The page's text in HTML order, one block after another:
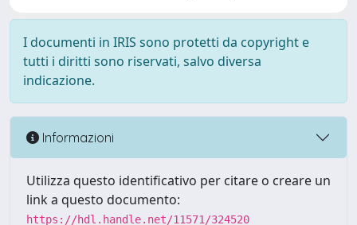
I documenti in IRIS sono protetti da copyright e
tutti i diritti sono riservati, salvo diversa
indicazione.
Informazioni
Utilizza questo identificativo per citare o creare un
link a questo documento:
https://hdl.handle.net/11571/324520